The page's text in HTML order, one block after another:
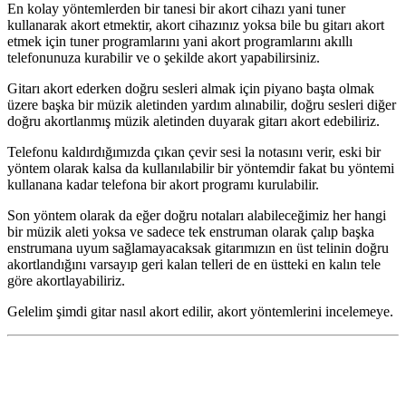
En kolay yöntemlerden bir tanesi bir akort cihazı yani tuner
kullanarak akort etmektir, akort cihazınız yoksa bile bu gitarı akort
etmek için tuner programlarını yani akort programlarını akıllı
telefonunuza kurabilir ve o şekilde akort yapabilirsiniz.
Gitarı akort ederken doğru sesleri almak için piyano başta olmak
üzere başka bir müzik aletinden yardım alınabilir, doğru sesleri diğer
doğru akortlanmış müzik aletinden duyarak gitarı akort edebiliriz.
Telefonu kaldırdığımızda çıkan çevir sesi la notasını verir, eski bir
yöntem olarak kalsa da kullanılabilir bir yöntemdir fakat bu yöntemi
kullanana kadar telefona bir akort programı kurulabilir.
Son yöntem olarak da eğer doğru notaları alabileceğimiz her hangi
bir müzik aleti yoksa ve sadece tek enstruman olarak çalıp başka
enstrumana uyum sağlamayacaksak gitarımızın en üst telinin doğru
akortlandığını varsayıp geri kalan telleri de en üstteki en kalın tele
göre akortlayabiliriz.
Gelelim şimdi gitar nasıl akort edilir, akort yöntemlerini incelemeye.